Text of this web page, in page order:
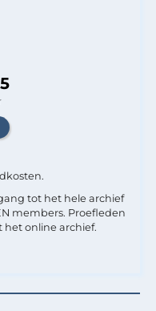
tot het hele archief
members. Proefleden
online archief.